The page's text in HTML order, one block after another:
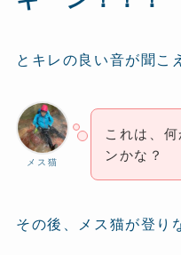
とキレの良い音が聞こ
メス猫
これは、
ンかな？
その後、メス猫が登り